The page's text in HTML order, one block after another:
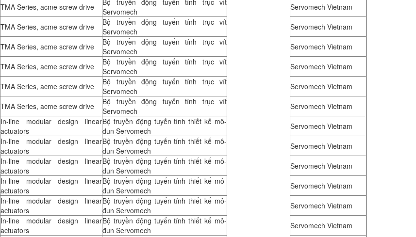
TMA Series, acme screw drive
Bộ truyền động tuyến tính trục vít
Servomech
Servomech Vietnam
TMA Series, acme screw drive
Bộ truyền động tuyến tính trục vít
Servomech
Servomech Vietnam
TMA Series, acme screw drive
Bộ truyền động tuyến tính trục vít
Servomech
Servomech Vietnam
TMA Series, acme screw drive
Bộ truyền động tuyến tính trục vít
Servomech
Servomech Vietnam
TMA Series, acme screw drive
Bộ truyền động tuyến tính trục vít
Servomech
Servomech Vietnam
TMA Series, acme screw drive
Bộ truyền động tuyến tính trục vít
Servomech
Servomech Vietnam
In-line modular design linear
actuators
Bộ truyền động tuyến tính thiết kế mô-
đun Servomech
Servomech Vietnam
In-line modular design linear
actuators
Bộ truyền động tuyến tính thiết kế mô-
đun Servomech
Servomech Vietnam
In-line modular design linear
actuators
Bộ truyền động tuyến tính thiết kế mô-
đun Servomech
Servomech Vietnam
In-line modular design linear
actuators
Bộ truyền động tuyến tính thiết kế mô-
đun Servomech
Servomech Vietnam
In-line modular design linear
actuators
Bộ truyền động tuyến tính thiết kế mô-
đun Servomech
Servomech Vietnam
In-line modular design linear
actuators
Bộ truyền động tuyến tính thiết kế mô-
đun Servomech
Servomech Vietnam